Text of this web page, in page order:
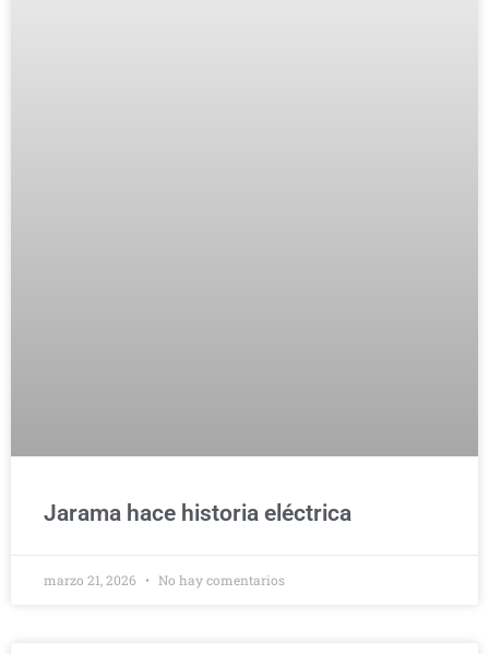
Jarama hace historia eléctrica
marzo 21, 2026 No hay comentarios